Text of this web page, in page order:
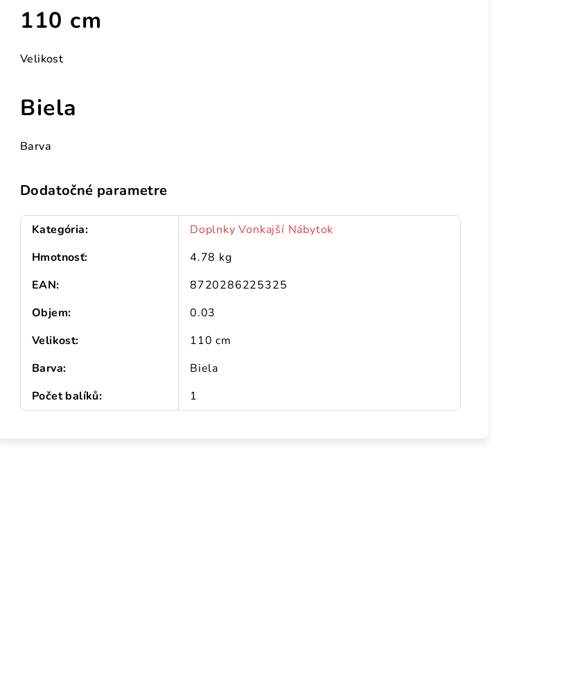
110 cm
Velikost
Biela
Barva
Dodatočné parametre
Kategória:
Doplnky Vonkajší Nábytok
Hmotnosť:
4.78 kg
EAN:
8720286225325
Objem:
0.03
Velikost:
110 cm
Barva:
Biela
Počet balíků: 1